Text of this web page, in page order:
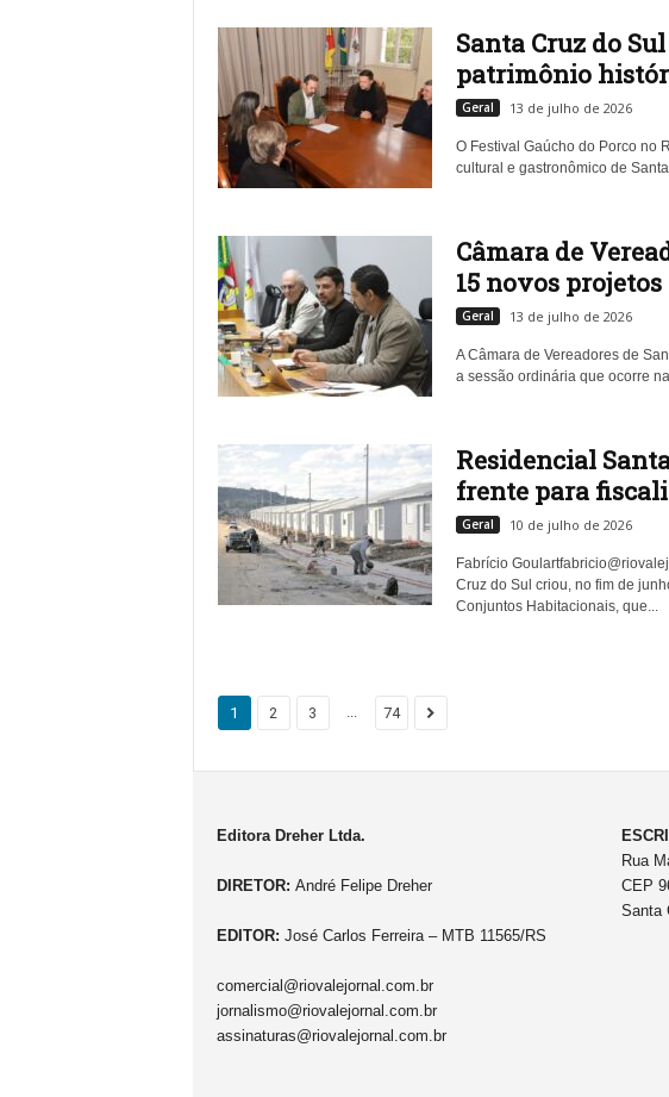
Santa Cruz do
patrimônio
Geral 13 de julho de 2026
O Festival Gaúcho do Porco no
cultural e gastronômico de
Câmara de
15 novos projetos
Geral 13 de julho de 2026
A Câmara de Vereadores de
a sessão ordinária que ocorre
Residencial
frente para
Geral 10 de julho de 2026
Fabrício
Cruz do Sul criou, no fim de
Conjuntos Habitacionais, que...
1 2 3 74
Editora Dreher Ltda.
DIRETOR: André Felipe Dreher
EDITOR: José Carlos Ferreira – MTB 11565/RS
comercial@riovalejornal.com.br
jornalismo@riovalejornal.com.br
assinaturas@riovalejornal.com.br
Rua
CEP
Santa